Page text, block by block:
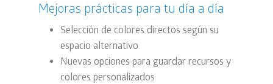
Mejoras prácticas para tu día a día
Selección de colores directos según su
espacio alternativo
Nuevas opciones para guardar recursos y
colores personalizados